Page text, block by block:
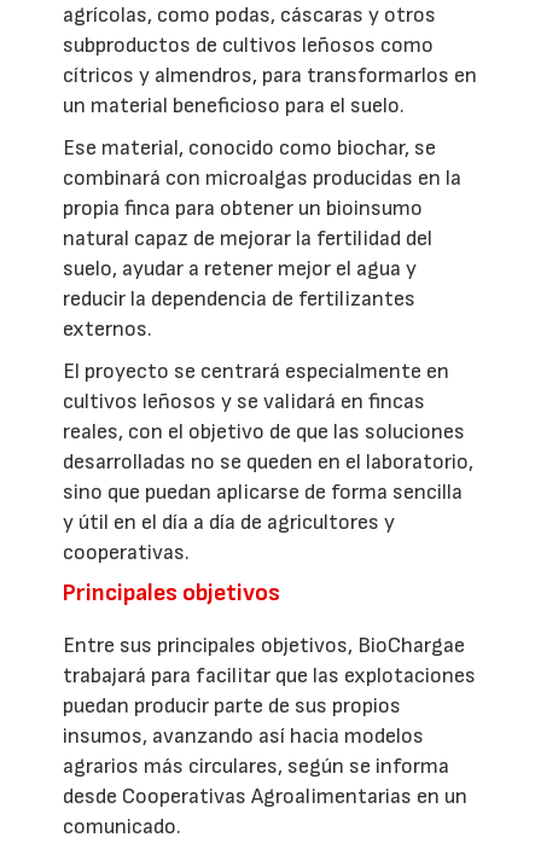
agrícolas, como podas, cáscaras y otros
subproductos de cultivos leñosos como
cítricos y almendros, para transformarlos en
un material beneficioso para el suelo.
Ese material, conocido como biochar, se
combinará con microalgas producidas en la
propia finca para obtener un bioinsumo
natural capaz de mejorar la fertilidad del
suelo, ayudar a retener mejor el agua y
reducir la dependencia de fertilizantes
externos.
El proyecto se centrará especialmente en
cultivos leñosos y se validará en fincas
reales, con el objetivo de que las soluciones
desarrolladas no se queden en el laboratorio,
sino que puedan aplicarse de forma sencilla
y útil en el día a día de agricultores y
cooperativas.
Principales objetivos
Entre sus principales objetivos, BioChargae
trabajará para facilitar que las explotaciones
puedan producir parte de sus propios
insumos, avanzando así hacia modelos
agrarios más circulares, según se informa
desde Cooperativas Agroalimentarias en un
comunicado.